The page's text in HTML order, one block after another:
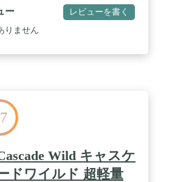
ポートします。 / 【折り畳み可
能なテーブルなので、持ち運びに
てと取り外しも簡単です。 / 【多
マゾンの購入履歴より弊社までご
社もうすぐ誠心誠意を持って対応
ー レビューを書く
りません
Wild キャスケ
ドワイルド 超軽量